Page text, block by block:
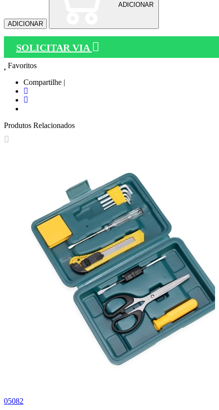
ADICIONAR
ADICIONAR
SOLICITAR VIA
Favoritos
Compartilhe |
Produtos Relacionados
05082